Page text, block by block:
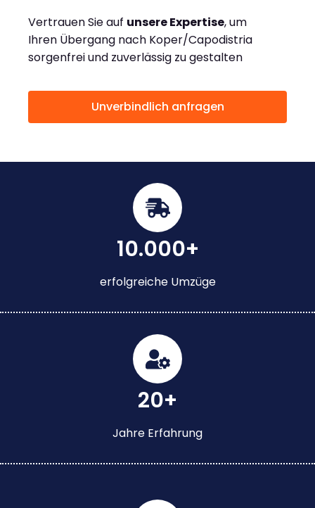
Vertrauen Sie auf unsere Expertise, um
Ihren Übergang nach Koper/Capodistria
sorgenfrei und zuverlässig zu gestalten
Unverbindlich anfragen
10.000+
erfolgreiche Umzüge
20+
Jahre Erfahrung